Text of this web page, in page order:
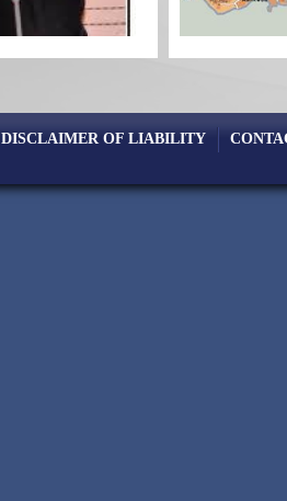
DISCLAIMER OF LIABILITY